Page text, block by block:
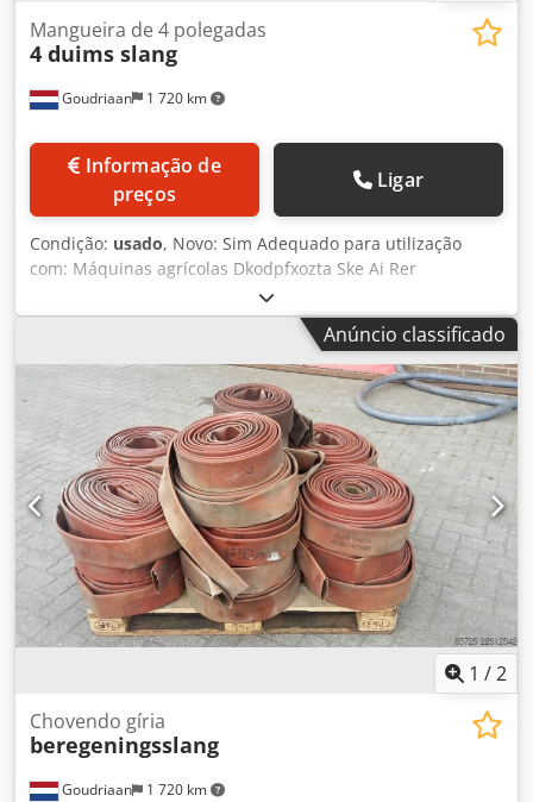
Goudriaan 1 720 km
Mangueira de 4 polegadas
4 duims slang
preços
Ligar
Condição: usado, Novo: Sim Adequado para utilização
com: Máquinas agrícolas Dkodpfxozta Ske Ai Rer
Anúncio classificado
1 /2
Goudriaan 1 720 km
Chovendo gíria
beregeningsslang